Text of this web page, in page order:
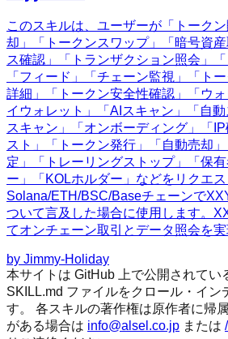
このスキルは、ユーザーが「トーク
却」「トークンスワップ」「暗号資
ス確認」「トランザクション照会」「
「フィード」「チェーン監視」「ト
詳細」「トークン安全性確認」「ウ
イウォレット」「AIスキャン」「自
スキャン」「オンボーディング」「
スト」「トークン発行」「自動売却
定」「トレーリングストップ」「保
ー」「KOLホルダー」などをリクエ
Solana/ETH/BSC/Baseチェーンで
ついて言及した場合に使用します。
てオンチェーン取引とデータ照会を実
by Jimmy-Holiday
本サイトは GitHub 上で公開されてい
SKILL.md ファイルをクロール・イン
す。 各スキルの著作権は原作者に帰
がある場合は info@alsel.co.jp または